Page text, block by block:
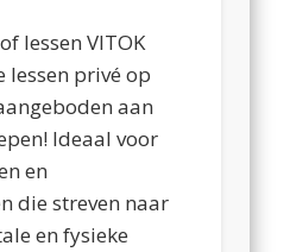
lessen VITOK
lessen privé op
aan
Ideaal voor
en
die streven naar
en fysieke